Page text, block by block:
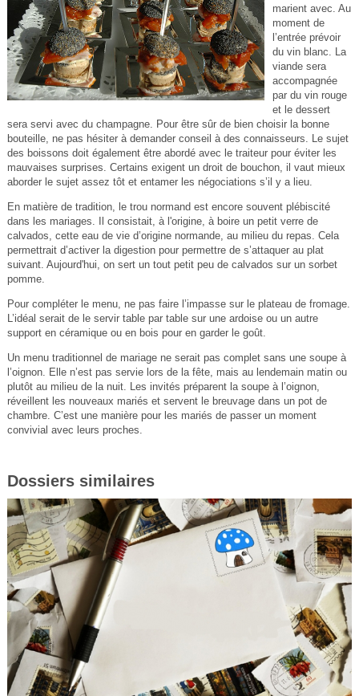
marient avec. Au
moment de
l’entrée prévoir
du vin blanc. La
viande sera
accompagnée
par du vin rouge
et le dessert
sera servi avec du champagne. Pour être sûr de bien choisir la bonne
bouteille, ne pas hésiter à demander conseil à des connaisseurs. Le sujet
des boissons doit également être abordé avec le traiteur pour éviter les
mauvaises surprises. Certains exigent un droit de bouchon, il vaut mieux
aborder le sujet assez tôt et entamer les négociations s’il y a lieu.
En matière de tradition, le trou normand est encore souvent plébiscité
dans les mariages. Il consistait, à l'origine, à boire un petit verre de
calvados, cette eau de vie d’origine normande, au milieu du repas. Cela
permettrait d’activer la digestion pour permettre de s’attaquer au plat
suivant. Aujourd'hui, on sert un tout petit peu de calvados sur un sorbet
pomme.
Pour compléter le menu, ne pas faire l’impasse sur le plateau de fromage.
L’idéal serait de le servir table par table sur une ardoise ou un autre
support en céramique ou en bois pour en garder le goût.
Un menu traditionnel de mariage ne serait pas complet sans une soupe à
l’oignon. Elle n’est pas servie lors de la fête, mais au lendemain matin ou
plutôt au milieu de la nuit. Les invités préparent la soupe à l’oignon,
réveillent les nouveaux mariés et servent le breuvage dans un pot de
chambre. C’est une manière pour les mariés de passer un moment
convivial avec leurs proches.
Dossiers similaires